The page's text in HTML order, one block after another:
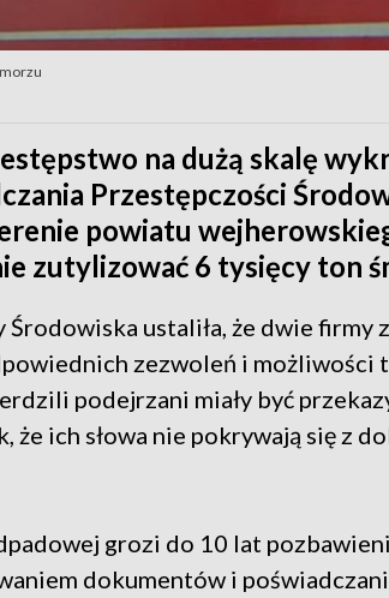
na dużą skalę
Przestępczości
powiatu
zutylizować 6 tysięcy ton
Środowiska ustaliła, że dwie
zezwoleń i możliwości
podejrzani miały być
że ich słowa nie pokrywają się z
grozi do 10 lat
dokumentów i